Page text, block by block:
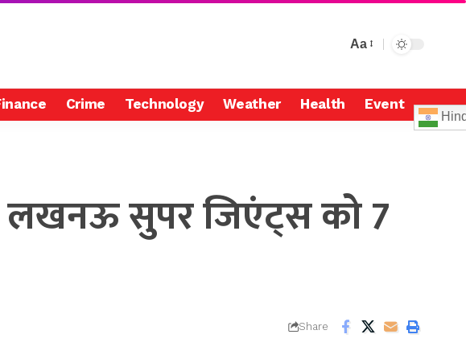
Aa
Crime Technology Weather Health Event
लखनऊ सुपर जिएंट्स को 7
Share